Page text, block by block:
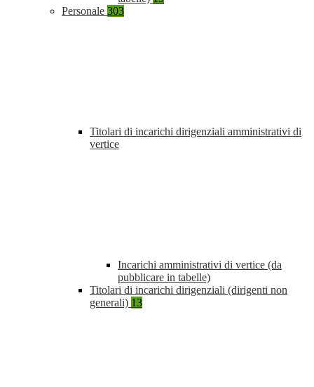
Personale 303
Titolari di incarichi dirigenziali amministrativi di
vertice
Incarichi amministrativi di vertice (da
pubblicare in tabelle)
Titolari di incarichi dirigenziali (dirigenti non
generali) 13